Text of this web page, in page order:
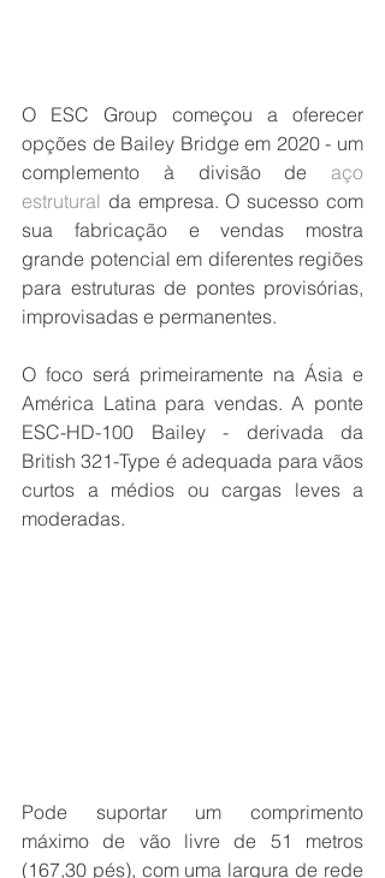
O ESC Group começou a oferecer
opções de Bailey Bridge em 2020 - um
complemento à divisão de aço
estrutural da empresa. O sucesso com
sua fabricação e vendas mostra
grande potencial em diferentes regiões
para estruturas de pontes provisórias,
improvisadas e permanentes.
O foco será primeiramente na Ásia e
América Latina para vendas. A ponte
ESC-HD-100 Bailey - derivada da
British 321-Type é adequada para vãos
curtos a médios ou cargas leves a
moderadas.
Pode suportar um comprimento
máximo de vão livre de 51 metros
(167,30 pés), com uma largura de rede